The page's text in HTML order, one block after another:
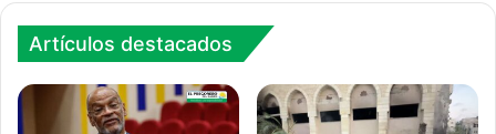
Artículos destacados